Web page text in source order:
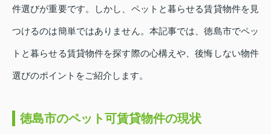
件選びが重要です。しかし、ペットと暮らせる賃貸物件を見
つけるのは簡単ではありません。本記事では、徳島市でペッ
トと暮らせる賃貸物件を探す際の心構えや、後悔しない物件
選びのポイントをご紹介します。
徳島市のペット可賃貸物件の現状